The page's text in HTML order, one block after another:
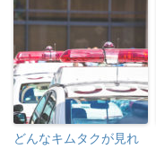
どんなキムタクが見れ